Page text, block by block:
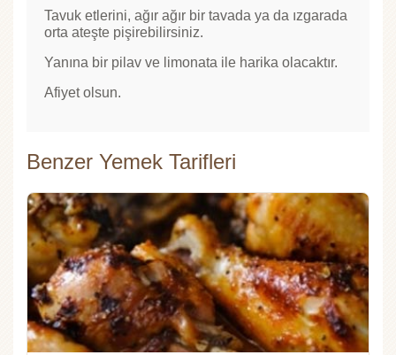
Tavuk etlerini, ağır ağır bir tavada ya da ızgarada
orta ateşte pişirebilirsiniz.
Yanına bir pilav ve limonata ile harika olacaktır.
Afiyet olsun.
Benzer Yemek Tarifleri